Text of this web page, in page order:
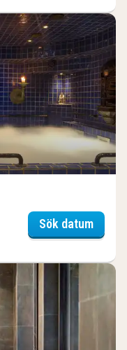
Sök datumHotell